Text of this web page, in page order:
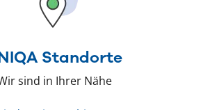
Standorte
sind in Ihrer Nähe